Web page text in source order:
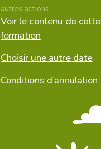
autres actions
Voir le contenu de cette
formation
Choisir une autre date
Conditions d’annulation